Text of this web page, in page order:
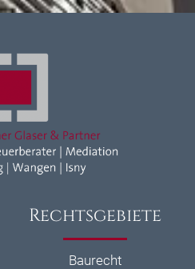
Rechtsgebiete
Baurecht